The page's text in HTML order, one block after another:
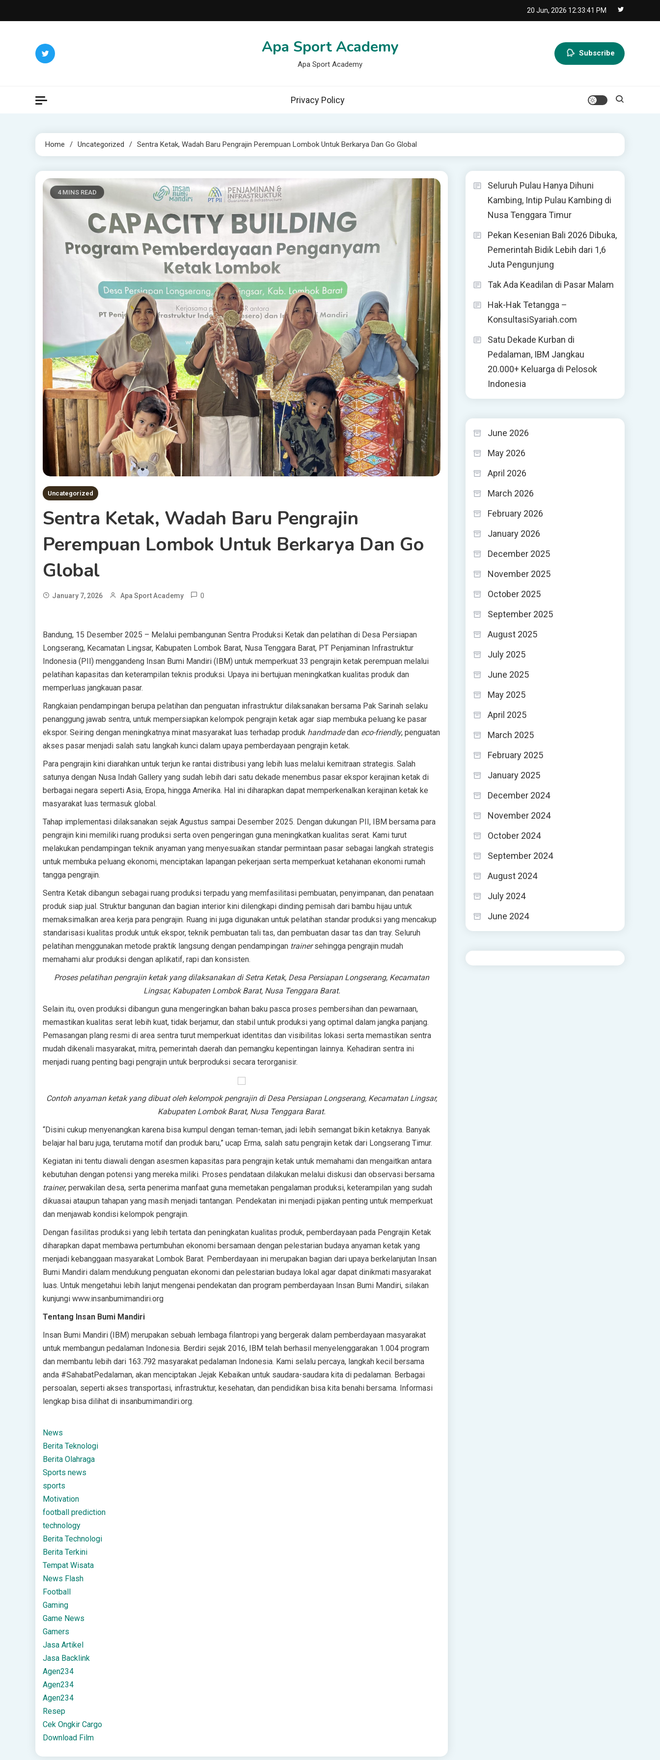
to
20 Jun, 2026 12:33:43 PM
Apa Sport Academy
Apa Sport Academy
Subscribe
Privacy Policy
Home Uncategorized Sentra Ketak, Wadah Baru Pengrajin Perempuan Lombok Untuk Berkarya Dan Go Global
4 MINS READ
Uncategorized
Sentra Ketak, Wadah Baru Pengrajin
Perempuan Lombok Untuk Berkarya Dan Go
Global
January 7, 2026 Apa Sport Academy 0
Bandung, 15 Desember 2025 – Melalui pembangunan Sentra Produksi Ketak dan pelatihan di Desa Persiapan
Longserang, Kecamatan Lingsar, Kabupaten Lombok Barat, Nusa Tenggara Barat, PT Penjaminan Infrastruktur
Indonesia (PII) menggandeng Insan Bumi Mandiri (IBM) untuk memperkuat 33 pengrajin ketak perempuan melalui
pelatihan kapasitas dan keterampilan teknis produksi. Upaya ini bertujuan meningkatkan kualitas produk dan
memperluas jangkauan pasar.
Rangkaian pendampingan berupa pelatihan dan penguatan infrastruktur dilaksanakan bersama Pak Sarinah selaku
penanggung jawab sentra, untuk mempersiapkan kelompok pengrajin ketak agar siap membuka peluang ke pasar
ekspor. Seiring dengan meningkatnya minat masyarakat luas terhadap produk handmadedan eco-friendly, penguatan
akses pasar menjadi salah satu langkah kunci dalam upaya pemberdayaan pengrajin ketak.
Para pengrajin kini diarahkan untuk terjun ke rantai distribusi yang lebih luas melalui kemitraan strategis. Salah
satunya dengan Nusa Indah Gallery yang sudah lebih dari satu dekade menembus pasar ekspor kerajinan ketak di
berbagai negara seperti Asia, Eropa, hingga Amerika. Hal ini diharapkan dapat memperkenalkan kerajinan ketak ke
masyarakat luas termasuk global.
Tahap implementasi dilaksanakan sejak Agustus sampai Desember 2025. Dengan dukungan PII, IBM bersama para
pengrajin kini memiliki ruang produksi serta oven pengeringan guna meningkatkan kualitas serat. Kami turut
melakukan pendampingan teknik anyaman yang menyesuaikan standar permintaan pasar sebagai langkah strategis
untuk membuka peluang ekonomi, menciptakan lapangan pekerjaan serta memperkuat ketahanan ekonomi rumah
tangga pengrajin.
Sentra Ketak dibangun sebagai ruang produksi terpadu yang memfasilitasi pembuatan, penyimpanan, dan penataan
produk siap jual. Struktur bangunan dan bagian interior kini dilengkapi dinding pemisah dari bambu hijau untuk
memaksimalkan area kerja para pengrajin. Ruang ini juga digunakan untuk pelatihan standar produksi yang mencakup
standarisasi kualitas produk untuk ekspor, teknik pembuatan tali tas, dan pembuatan dasar tas dan tray. Seluruh
pelatihan menggunakan metode praktik langsung dengan pendampingan trainersehingga pengrajin mudah
memahami alur produksi dengan aplikatif, rapi dan konsisten.
Proses pelatihan pengrajin ketak yang dilaksanakan di Setra Ketak, Desa Persiapan Longserang, Kecamatan
Lingsar, Kabupaten Lombok Barat, Nusa Tenggara Barat.
Selain itu, oven produksi dibangun guna mengeringkan bahan baku pasca proses pembersihan dan pewarnaan,
memastikan kualitas serat lebih kuat, tidak berjamur, dan stabil untuk produksi yang optimal dalam jangka panjang.
Pemasangan plang resmi di area sentra turut memperkuat identitas dan visibilitas lokasi serta memastikan sentra
mudah dikenali masyarakat, mitra, pemerintah daerah dan pemangku kepentingan lainnya. Kehadiran sentra ini
menjadi ruang penting bagi pengrajin untuk berproduksi secara terorganisir.
Contoh anyaman ketak yang dibuat oleh kelompok pengrajin di Desa Persiapan Longserang, Kecamatan Lingsar,
Kabupaten Lombok Barat, Nusa Tenggara Barat.
“Disini cukup menyenangkan karena bisa kumpul dengan teman-teman, jadi lebih semangat bikin ketaknya. Banyak
belajar hal baru juga, terutama motif dan produk baru,” ucap Erma, salah satu pengrajin ketak dari Longserang Timur.
Kegiatan ini tentu diawali dengan asesmen kapasitas para pengrajin ketak untuk memahami dan mengaitkan antara
kebutuhan dengan potensi yang mereka miliki. Proses pendataan dilakukan melalui diskusi dan observasi bersama
trainer, perwakilan desa, serta penerima manfaat guna memetakan pengalaman produksi, keterampilan yang sudah
dikuasai ataupun tahapan yang masih menjadi tantangan. Pendekatan ini menjadi pijakan penting untuk memperkuat
dan menjawab kondisi kelompok pengrajin.
Dengan fasilitas produksi yang lebih tertata dan peningkatan kualitas produk, pemberdayaan pada Pengrajin Ketak
diharapkan dapat membawa pertumbuhan ekonomi bersamaan dengan pelestarian budaya anyaman ketak yang
menjadi kebanggaan masyarakat Lombok Barat. Pemberdayaan ini merupakan bagian dari upaya berkelanjutan Insan
Bumi Mandiri dalam mendukung penguatan ekonomi dan pelestarian budaya lokal agar dapat dinikmati masyarakat
luas. Untuk mengetahui lebih lanjut mengenai pendekatan dan program pemberdayaan Insan Bumi Mandiri, silakan
kunjungi www.insanbumimandiri.org
Tentang Insan Bumi Mandiri
Insan Bumi Mandiri (IBM) merupakan sebuah lembaga filantropi yang bergerak dalam pemberdayaan masyarakat
untuk membangun pedalaman Indonesia. Berdiri sejak 2016, IBM telah berhasil menyelenggarakan 1.004 program
dan membantu lebih dari 163.792 masyarakat pedalaman Indonesia. Kami selalu percaya, langkah kecil bersama
anda #SahabatPedalaman, akan menciptakan Jejak Kebaikan untuk saudara-saudara kita di pedalaman. Berbagai
persoalan, seperti akses transportasi, infrastruktur, kesehatan, dan pendidikan bisa kita benahi bersama. Informasi
lengkap bisa dilihat di insanbumimandiri.org.
News
Berita Teknologi
Berita Olahraga
Sports news
sports
Motivation
football prediction
technology
Berita Technologi
Berita Terkini
Tempat Wisata
News Flash
Football
Gaming
Game News
Gamers
Jasa Artikel
Jasa Backlink
Agen234
Agen234
Agen234
Resep
Cek Ongkir Cargo
Download Film
Seluruh Pulau Hanya Dihuni
Kambing, Intip Pulau Kambing di
Nusa Tenggara Timur
Pekan Kesenian Bali 2026 Dibuka,
Pemerintah Bidik Lebih dari 1,6
Juta Pengunjung
Tak Ada Keadilan di Pasar Malam
Hak-Hak Tetangga –
KonsultasiSyariah.com
Satu Dekade Kurban di
Pedalaman, IBM Jangkau
20.000+ Keluarga di Pelosok
Indonesia
June 2026
May 2026
April 2026
March 2026
February 2026
January 2026
December 2025
November 2025
October 2025
September 2025
August 2025
July 2025
June 2025
May 2025
April 2025
March 2025
February 2025
January 2025
December 2024
November 2024
October 2024
September 2024
August 2024
July 2024
June 2024